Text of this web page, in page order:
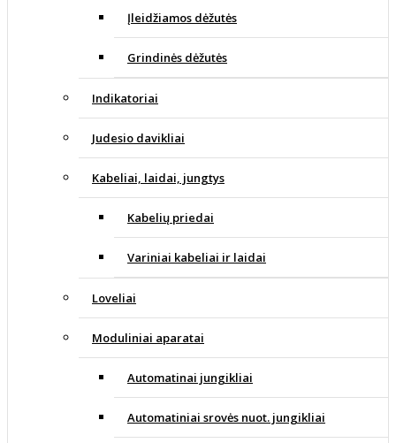
Įleidžiamos dėžutės
Grindinės dėžutės
Indikatoriai
Judesio davikliai
Kabeliai, laidai, jungtys
Kabelių priedai
Variniai kabeliai ir laidai
Loveliai
Moduliniai aparatai
Automatinai jungikliai
Automatiniai srovės nuot. jungikliai